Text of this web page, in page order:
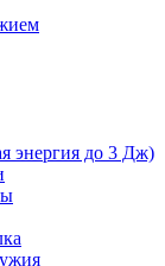
энергия до 3 Дж)